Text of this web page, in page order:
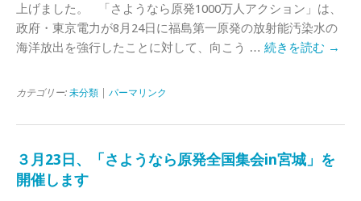
上げました。 「さようなら原発1000万人アクション」は、
政府・東京電力が8月24日に福島第一原発の放射能汚染水の
海洋放出を強行したことに対して、向こう … 続きを読む →
カテゴリー: 未分類 パーマリンク
３月23日、「さようなら原発全国集会in宮城」を
開催します